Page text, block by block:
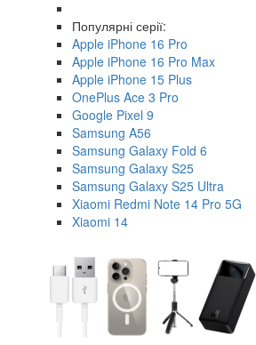
Популярні серії:
Apple iPhone 16 Pro
Apple iPhone 16 Pro Max
Apple iPhone 15 Plus
OnePlus Ace 3 Pro
Google Pixel 9
Samsung A56
Samsung Galaxy Fold 6
Samsung Galaxy S25
Samsung Galaxy S25 Ultra
Xiaomi Redmi Note 14 Pro 5G
Xiaomi 14